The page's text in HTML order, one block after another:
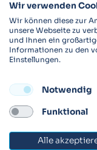
Vitalograph ist ein
EKGs und
als Technologie- und
FOLLOW
© 2026 Vitalograph
Wir verwenden
Wir können diese zur
unsere Webseite zu
und Ihnen ein
Informationen zu den
Einstellungen.
Notwendig
Funktional
Alle